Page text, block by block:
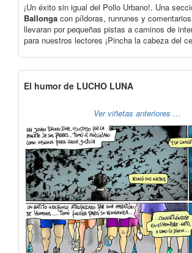
¡Un éxito sin igual del Pollo Urbano!. Una
Ballonga con píldoras, runrunes y
llevaran por pequeñas pistas a caminos de
para nuestros lectores ¡Pincha la cabeza del
El humor de LUCHO LUNA
Ver viñetas anteriores …